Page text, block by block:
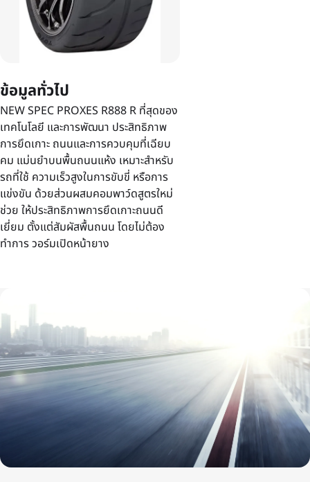
ข้อมูลทั่วไป
NEW SPEC PROXES R888 R ที่สุดของ
เทคโนโลยี และการพัฒนา ประสิทธิภาพ
การยึดเกาะ ถนนและการควบคุมที่เฉียบ
คม แม่นยำบนพื้นถนนแห้ง เหมาะสำหรับ
รถที่ใช้ ความเร็วสูงในการขับขี่ หรือการ
แข่งขัน ด้วยส่วนผสมคอมพาว์ดสูตรใหม่
ช่วย ให้ประสิทธิภาพการยึดเกาะถนนดี
เยี่ยม ตั้งแต่สัมผัสพื้นถนน โดยไม่ต้อง
ทำการ วอร์มเปิดหน้ายาง